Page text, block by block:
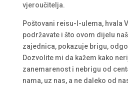
vjeroučitelja.
Poštovani reisu-l-ulema, hvala
podržavate i što ovom dijelu
zajednica, pokazuje brigu,
Dozvolite mi da kažem kako
zanemarenost i nebrigu od
nama, uz nas, a ne daleko od